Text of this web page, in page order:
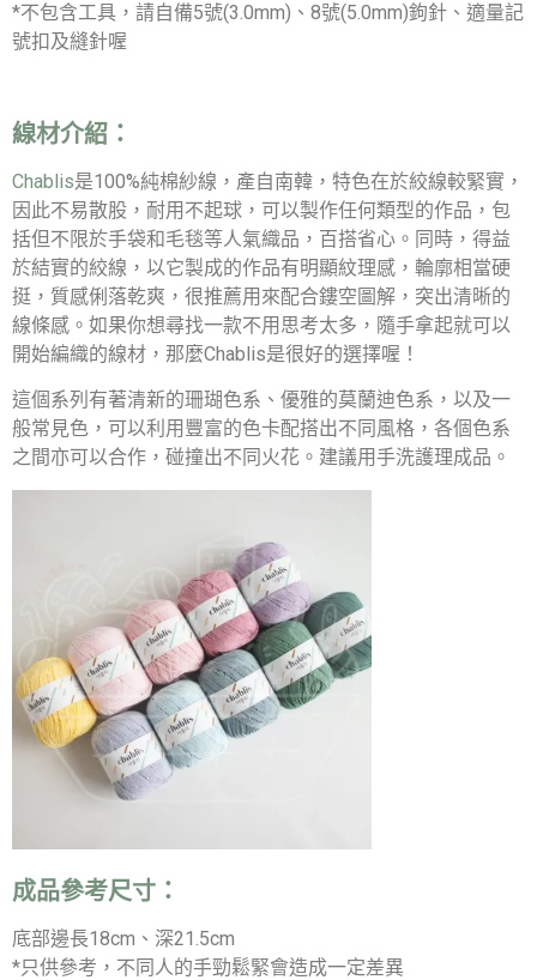
*不包含工具，請自備5號(3.0mm)、8號(5.0mm)鉤針、適量記
號扣及縫針喔
線材介紹：
Chablis是100%純棉紗線，產自南韓，特色在於絞線較緊實，
因此不易散股，耐用不起球，可以製作任何類型的作品，包
括但不限於手袋和毛毯等人氣織品，百搭省心。同時，得益
於結實的絞線，以它製成的作品有明顯紋理感，輪廓相當硬
挺，質感俐落乾爽，很推薦用來配合鏤空圖解，突出清晰的
線條感。如果你想尋找一款不用思考太多，隨手拿起就可以
開始編織的線材，那麼Chablis是很好的選擇喔！
這個系列有著清新的珊瑚色系、優雅的莫蘭迪色系，以及一
般常見色，可以利用豐富的色卡配搭出不同風格，各個色系
之間亦可以合作，碰撞出不同火花。建議用手洗護理成品。
成品參考尺寸：
底部邊長18cm、深21.5cm
*只供參考，不同人的手勁鬆緊會造成一定差異